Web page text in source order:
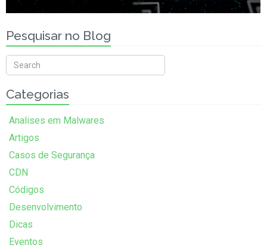
Pesquisar no Blog
Categorias
Analises em Malwares
Artigos
Casos de Segurança
CDN
Códigos
Desenvolvimento
Dicas
Eventos